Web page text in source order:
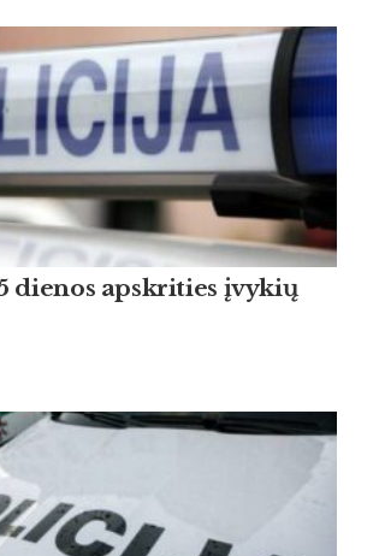
dienos apskrities įvykių